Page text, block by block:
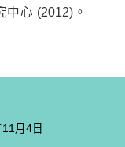
心 (2012)。
月4日